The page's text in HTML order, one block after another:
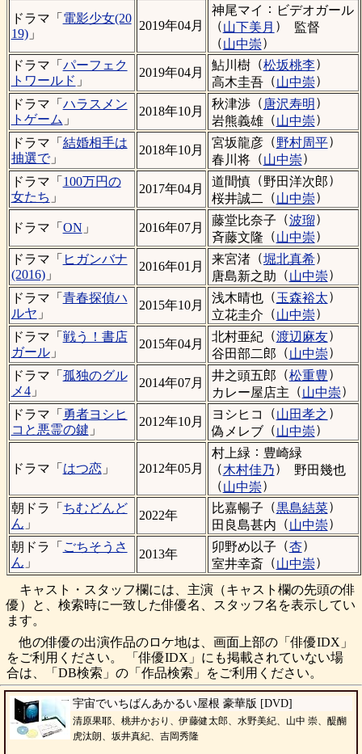
ドラマ「 電影少女(20
19)」
2019年04月
神尾マイ ： ビデオガール
（山下美月 ）
監督
（山中崇）
ドラマ「 パーフェク
トワールド 」
2019年04月
鮎川樹（松坂桃李）
高木圭吾（山中崇）
ドラマ「 ハラスメン
トゲーム 」
2018年10月
秋津渉（ 唐沢寿明 ）
岩熊義雄（山中崇）
ドラマ「 結婚相手は
抽選で」
2018年10月
宮坂龍彦（野村周平）
春川将（山中崇）
ドラマ「 100万円の
女たち 」
2017年04月
道間慎 （野田洋次郎）
桜井誠二 （山中崇）
ドラマ「 ON 」 2016年07月
藤堂比奈子 （波瑠）
斉藤文隆 （山中崇）
ドラマ「 ヒガンバナ
(2016)」
2016年01月
来宮渚（堀北真希）
唐島新之助 （山中崇）
ドラマ「 青春探偵ハ
ルヤ 」
2015年10月
浅木晴也 （玉森裕太）
立花圭介 （山中崇）
ドラマ「 戦う！書店
ガール」
2015年04月
北村亜紀 （渡辺麻友）
谷田部二郎 （山中崇）
ドラマ「 孤独のグル
メ4」
2014年07月
井之頭五郎 （松重豊）
カレー屋店主 （山中崇）
ドラマ「 勇者ヨシヒ
コと悪霊の鍵 」
2012年10月
ヨシヒコ （山田孝之 ）
偽メレブ（山中崇）
ドラマ「 はつ恋」 2012年05月
村上緑 ： 豊崎緑
（木村佳乃）
野田幾也
（山中崇）
朝ドラ「 ちむどんど
ん 」
2022年
比嘉暢子 （黒島結菜）
田良島甚内 （山中崇）
朝ドラ「 ごちそうさ
ん 」
2013年
卯野め以子 （杏）
室井幸斎（山中崇）
キャスト・スタッフ欄には、主演（キャスト欄の先頭の俳
優）と、検索時に一致した俳優名、スタッフ名を表示してい
ます。
他の俳優の出演作品のロケ地は、画面上部の「俳優IDX」
をご利用ください。 「俳優IDX」にも掲載されていない場
合は、「DB検索」の「作品検索」をご利用ください。
宇宙でいちばんあかるい屋根 豪華版 [DVD]
清原果耶、桃井かおり、伊藤健太郎、水野美紀、山中 崇、醍醐
虎汰朗、坂井真紀、吉岡秀隆